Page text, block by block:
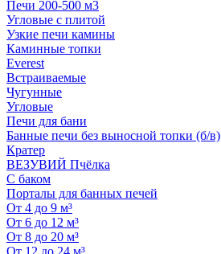
Печи 200-500 м3
Угловые с плитой
Узкие печи камины
Каминные топки
Everest
Встраиваемые
Чугунные
Угловые
Печи для бани
Банные печи без выносной топки (б/в)
Кратер
ВЕЗУВИЙ Пчёлка
С баком
Порталы для банных печей
От 4 до 9 м³
От 6 до 12 м³
От 8 до 20 м³
От 12 до 24 м³